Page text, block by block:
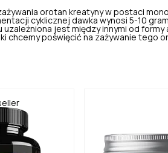
orotan kreatyny w postaci
cyklicznej dawka wynosi 5-10
jest między innymi od formy
chcemy poświęcić na zażywanie tego